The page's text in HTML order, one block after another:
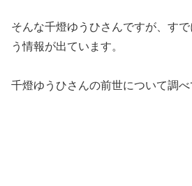
そんな千燈ゆうひさんですが、す
う情報が出ています。
千燈ゆうひさんの前世について調べ